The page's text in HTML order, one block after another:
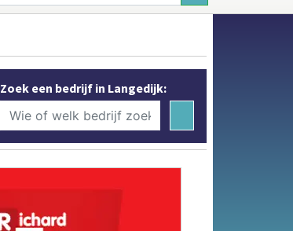
Zoek een bedrijf in Langedijk: